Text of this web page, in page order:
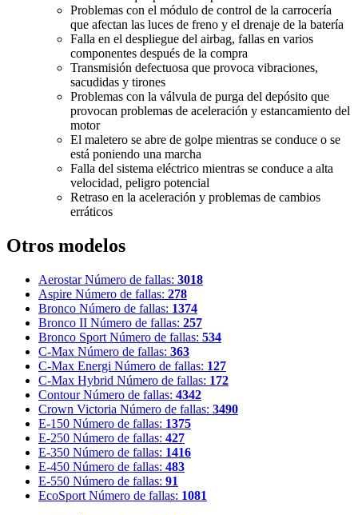
Problemas con el módulo de control de la carrocería
que afectan las luces de freno y el drenaje de la batería
Falla en el despliegue del airbag, fallas en varios
componentes después de la compra
Transmisión defectuosa que provoca vibraciones,
sacudidas y tirones
Problemas con la válvula de purga del depósito que
provocan problemas de aceleración y estancamiento del
motor
El maletero se abre de golpe mientras se conduce o se
está poniendo una marcha
Falla del sistema eléctrico mientras se conduce a alta
velocidad, peligro potencial
Retraso en la aceleración y problemas de cambios
erráticos
Otros modelos
Aerostar Número de fallas: 3018
Aspire Número de fallas: 278
Bronco Número de fallas: 1374
Bronco II Número de fallas: 257
Bronco Sport Número de fallas: 534
C-Max Número de fallas: 363
C-Max Energi Número de fallas: 127
C-Max Hybrid Número de fallas: 172
Contour Número de fallas: 4342
Crown Victoria Número de fallas: 3490
E-150 Número de fallas: 1375
E-250 Número de fallas: 427
E-350 Número de fallas: 1416
E-450 Número de fallas: 483
E-550 Número de fallas: 91
EcoSport Número de fallas: 1081